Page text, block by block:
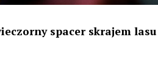
spacer skrajem lasu